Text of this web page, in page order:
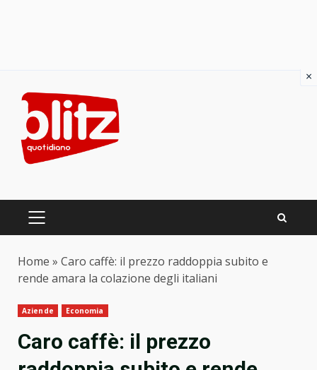
content
PRIMARY
Home » Caro caffè: il prezzo raddoppia subito e
rende amara la colazione degli italiani
Aziende Economia
Caro caffè: il prezzo
×